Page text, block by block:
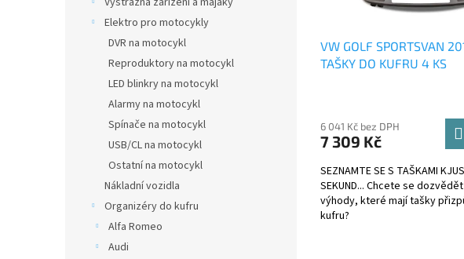
Elektro pro motocykly
DVR na motocykl
Reproduktory na motocykl
LED blinkry na motocykl
Alarmy na motocykl
Spínače na motocykl
USB/CL na motocykl
Ostatní na motocykl
Nákladní vozidla
Organizéry do kufru
Alfa Romeo
Audi
VW GOLF SPORTSVAN
TAŠKY DO KUFRU 4 KS
6 041 Kč bez DPH
7 309 Kč
SEZNAMTE SE S TAŠKAMI
SEKUND... Chcete se
výhody, které mají tašky
kufru?